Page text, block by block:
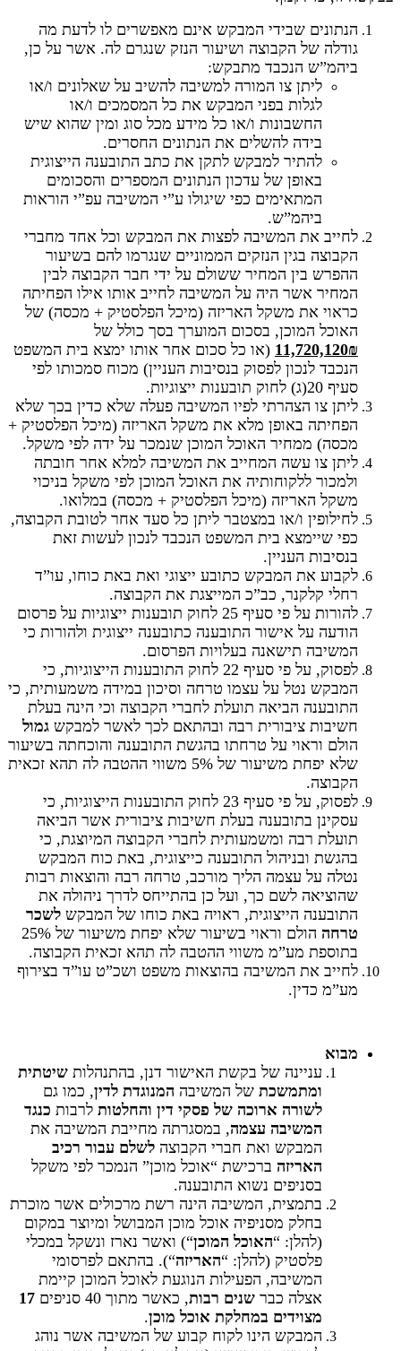
הנתונים שבידי המבקש אינם מאפשרים לו לדעת מה
גודלה של הקבוצה ושיעור הנזק שנגרם לה. אשר על כן,
ביהמ”ש הנכבד מתבקש:
ליתן צו המורה למשיבה להשיב על שאלונים ו/או
לגלות בפני המבקש את כל המסמכים ו/או
החשבונות ו/או כל מידע מכל סוג ומין שהוא שיש
בידה להשלים את הנתונים החסרים.
להתיר למבקש לתקן את כתב התובענה הייצוגית
באופן של עדכון הנתונים המספרים והסכומים
המתאימים כפי שיגולו ע”י המשיבה עפ”י הוראות
ביהמ”ש.
לחייב את המשיבה לפצות את המבקש וכל אחד מחברי
הקבוצה בגין הנזקים הממוניים שנגרמו להם בשיעור
ההפרש בין המחיר ששולם על ידי חבר הקבוצה לבין
המחיר אשר היה על המשיבה לחייב אותו אילו הפחיתה
כראוי את משקל האריזה (מיכל הפלסטיק + מכסה) של
האוכל המוכן, בסכום המוערך בסך כולל של
11,720,120₪ (או כל סכום אחר אותו ימצא בית המשפט
הנכבד לנכון לפסוק בנסיבות העניין) מכוח סמכותו לפי
סעיף 20(ג) לחוק תובענות ייצוגיות.
ליתן צו הצהרתי לפיו המשיבה פעלה שלא כדין בכך שלא
הפחיתה באופן מלא את משקל האריזה (מיכל הפלסטיק +
מכסה) ממחיר האוכל המוכן שנמכר על ידה לפי משקל.
ליתן צו עשה המחייב את המשיבה למלא אחר חובתה
ולמכור ללקוחותיה את האוכל המוכן לפי משקל בניכוי
משקל האריזה (מיכל הפלסטיק + מכסה) במלואו.
לחילופין ו/או במצטבר ליתן כל סעד אחר לטובת הקבוצה,
כפי שיימצא בית המשפט הנכבד לנכון לעשות זאת
בנסיבות העניין.
לקבוע את המבקש כתובע ייצוגי ואת באת כוחו, עו”ד
רחלי קלקנר, כב”כ המייצגת את הקבוצה.
להורות על פי סעיף 25 לחוק תובענות ייצוגיות על פרסום
הודעה על אישור התובענה כתובענה ייצוגית ולהורות כי
המשיבה תישאנה בעלויות הפרסום.
לפסוק, על פי סעיף 22 לחוק התובענות הייצוגיות, כי
המבקש נטל על עצמו טרחה וסיכון במידה משמעותית, כי
התובענה הביאה תועלת לחברי הקבוצה וכי הינה בעלת
חשיבות ציבורית רבה ובהתאם לכך לאשר למבקש גמול
הולם וראוי על טרחתו בהגשת התובענה והוכחתה בשיעור
שלא יפחת משיעור של 5% משווי ההטבה לה תהא זכאית
הקבוצה.
לפסוק, על פי סעיף 23 לחוק התובענות הייצוגיות, כי
עסקינן בתובענה בעלת חשיבות ציבורית אשר הביאה
תועלת רבה ומשמעותית לחברי הקבוצה המיוצגת, כי
בהגשת ובניהול התובענה כייצוגית, באת כוח המבקש
נטלה על עצמה הליך מורכב, טרחה רבה והוצאות רבות
שהוציאה לשם כך, ועל כן בהתייחס לדרך ניהולה את
התובענה הייצוגית, ראויה באת כוחו של המבקש לשכר
טרחה
הולם וראוי בשיעור שלא יפחת משיעור של 25%
בתוספת מע”מ משווי ההטבה לה תהא זכאית הקבוצה.
לחייב את המשיבה בהוצאות משפט ושכ”ט עו”ד בצירוף
מע”מ כדין.
מבוא
עניינה של בקשת האישור דנן, בהתנהלות שיטתית
ומתמשכת של המשיבה המנוגדת לדין, כמו גם
לשורה ארוכה של פסקי דין והחלטות לרבות כנגד
המשיבה עצמה, במסגרתה מחייבת המשיבה את
המבקש ואת חברי הקבוצה לשלם עבור רכיב
האריזה ברכישת “אוכל מוכן” הנמכר לפי משקל
בסניפים נשוא התובענה.
בתמצית, המשיבה הינה רשת מרכולים אשר מוכרת
בחלק מסניפיה אוכל מוכן המבושל ומיוצר במקום
(להלן: “האוכל המוכן“) ואשר נארז ונשקל במכלי
פלסטיק (להלן: “האריזה“). בהתאם לפרסומי
המשיבה, הפעילות הנוגעת לאוכל המוכן קיימת
אצלה כבר שנים רבות, כאשר מתוך 40 סניפים
17
מצוידים במחלקת אוכל מוכן.
המבקש הינו לקוח קבוע של המשיבה אשר נוהג